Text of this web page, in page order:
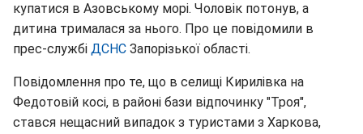
купатися в Азовському морі. Чоловік потонув, а
дитина трималася за нього. Про це повідомили в
прес-службі ДСНС Запорізької області.
Повідомлення про те, що в селищі Кирилівка на
Федотовій косі, в районі бази відпочинку "Троя",
стався нещасний випадок з туристами з Харкова,